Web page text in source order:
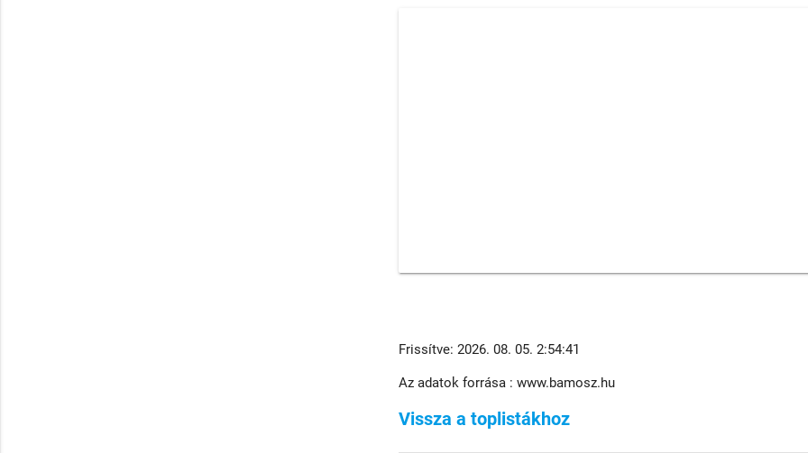
Frissítve: 2026. 08. 05. 2:54:41
Az adatok forrása : www.bamosz.hu
Vissza a toplistákhoz